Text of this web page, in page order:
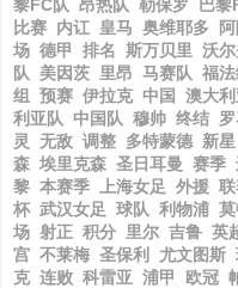
黎FC队
昂热队 勒保罗 巴黎
比赛 内讧 皇马 奥维耶多
场 德甲 排名 斯万贝里 沃
队
美因茨 里昂 马赛队 福
组 预赛 伊拉克 中国 澳大利
利亚队
中国队 穆帅 终结
灵
无敌 调整 多特蒙德 新星
森 埃里克森 圣日耳曼 赛季
黎 本赛季 上海女足 外援
杯 武汉女足 球队 利物浦
场 射正 积分 里尔 吉鲁 英
宫 不莱梅 圣保利 尤文图斯
克 连败 科雷亚 浦甲 欧冠